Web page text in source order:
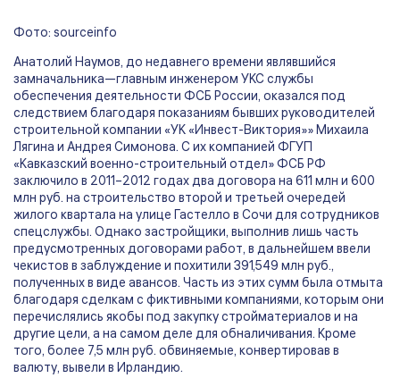
Фото: sourceinfo
Анатолий Наумов, до недавнего времени являвшийся
замначальника—главным инженером УКС службы
обеспечения деятельности ФСБ России, оказался под
следствием благодаря показаниям бывших руководителей
строительной компании «УК «Инвест-Виктория»» Михаила
Лягина и Андрея Симонова. С их компанией ФГУП
«Кавказский военно-строительный отдел» ФСБ РФ
заключило в 2011–2012 годах два договора на 611 млн и 600
млн руб. на строительство второй и третьей очередей
жилого квартала на улице Гастелло в Сочи для сотрудников
спецслужбы. Однако застройщики, выполнив лишь часть
предусмотренных договорами работ, в дальнейшем ввели
чекистов в заблуждение и похитили 391,549 млн руб.,
полученных в виде авансов. Часть из этих сумм была отмыта
благодаря сделкам с фиктивными компаниями, которым они
перечислялись якобы под закупку стройматериалов и на
другие цели, а на самом деле для обналичивания. Кроме
того, более 7,5 млн руб. обвиняемые, конвертировав в
валюту, вывели в Ирландию.